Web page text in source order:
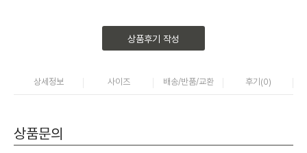
상품후기 작성
상세정보 사이즈 배송/반품/교환 후기(0)
상품문의